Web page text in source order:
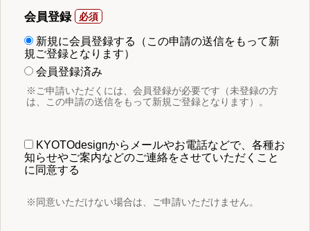
会員登録
新規に会員登録する（この申請の送信をもって新
規ご登録となります）
会員登録済み
※ご申請いただくには、会員登録が必要です（未登録の方
は、この申請の送信をもって新規ご登録となります）。
KYOTOdesignからメールやお電話などで、各種お
知らせやご案内などのご連絡をさせていただくこと
に同意する
※同意いただけない場合は、ご申請いただけません。